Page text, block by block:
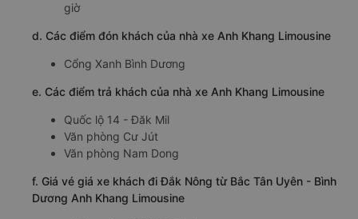
giờ
d. Các điểm đón khách của nhà xe Anh Khang Limousine
Cổng Xanh Bình Dương
e. Các điểm trả khách của nhà xe Anh Khang Limousine
Quốc lộ 14 - Đăk Mil
Văn phòng Cư Jút
Văn phòng Nam Dong
f. Giá vé giá xe khách đi Đắk Nông từ Bắc Tân Uyên - Bình
Dương Anh Khang Limousine